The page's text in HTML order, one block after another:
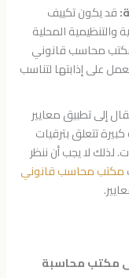
قد يكون تكييف
والتنظيمية المحلية
مكتب محاسب قانوني
على إذابتها لتناسب
إلى تطبيق معايير
تتعلق بترقيات
لذلك لا يجب أن ننظر
مكتب محاسب قانوني
مكتب محاسبة